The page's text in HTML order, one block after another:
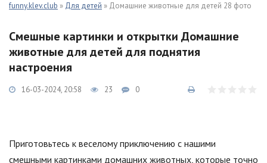
funny.klev.club » Для детей » Домашние животные для детей 28 фото
Смешные картинки и открытки Домашние
животные для детей для поднятия
настроения
16-03-2024, 20:58 23 0
Приготовьтесь к веселому приключению с нашими
смешными картинками домашних животных, которые точно